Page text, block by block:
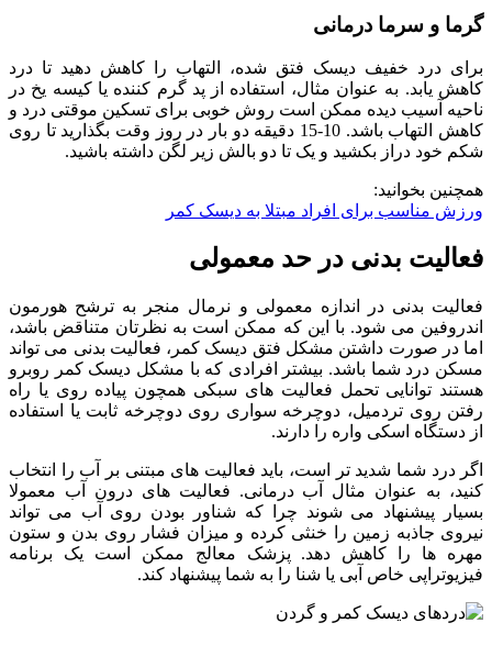
گرما و سرما درمانی
برای درد خفیف دیسک فتق شده، التهاب را کاهش دهید تا درد
کاهش یابد. به عنوان مثال، استفاده از پد گرم کننده یا کیسه یخ در
ناحیه آسیب دیده ممکن است روش خوبی برای تسکین موقتی درد و
کاهش التهاب باشد. 10-15 دقیقه دو بار در روز وقت بگذارید تا روی
شکم خود دراز بکشید و یک تا دو بالش زیر لگن داشته باشید.
همچنين بخوانيد:
ورزش مناسب برای افراد مبتلا به دیسک کمر
فعالیت بدنی در حد معمولی
فعالیت بدنی در اندازه معمولی و نرمال منجر به ترشح هورمون
اندروفین می شود. با این که ممکن است به نظرتان متناقض باشد،
اما در صورت داشتن مشکل فتق دیسک کمر، فعالیت بدنی می تواند
مسکن درد شما باشد. بیشتر افرادی که با مشکل دیسک کمر
روبرو
هستند توانایی تحمل فعالیت های سبکی همچون پیاده روی یا راه
رفتن روی تردمیل، دوچرخه سواری روی دوچرخه ثابت یا
استفاده
از دستگاه اسکی واره را دارند.
اگر درد شما شدید تر است، باید فعالیت های مبتنی بر آب را
انتخاب
کنید، به عنوان مثال آب درمانی. فعالیت های درون آب معمولا
بسیار
پیشنهاد می شوند چرا که شناور بودن روی آب می تواند
نیروی جاذبه زمین را خنثی کرده و میزان فشار روی بدن و ستون
مهره
ها را کاهش دهد. پزشک معالج ممکن است یک
برنامه
فیزیوتراپی خاص آبی یا شنا را به شما پیشنهاد کند.